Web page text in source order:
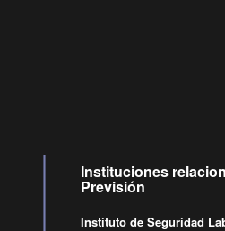
Instituciones
Previsión
Instituto de Seguridad